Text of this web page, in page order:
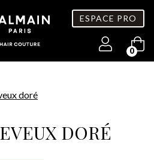
ESPACE PRO
0
doré
DORÉ